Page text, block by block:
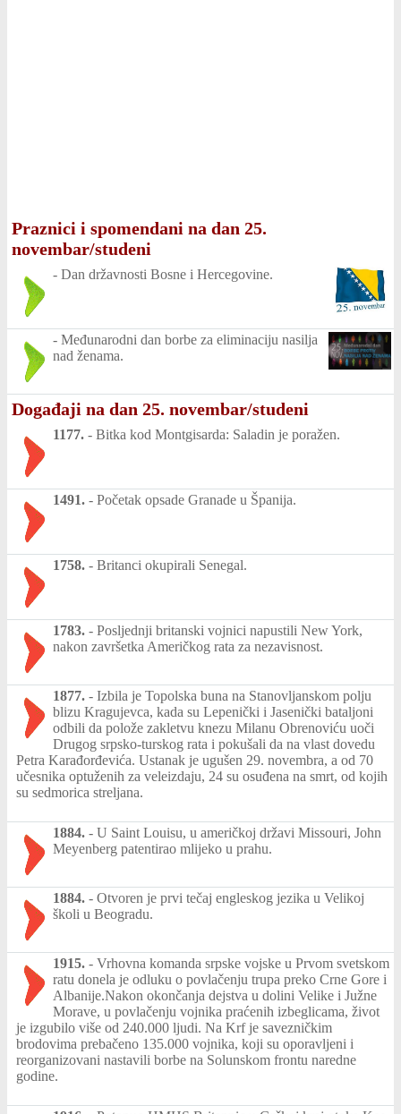
Praznici i spomendani na dan 25.
novembar/studeni
- Dan državnosti Bosne i Hercegovine.
- Međunarodni dan borbe za eliminaciju nasilja
nad ženama.
Događaji na dan 25. novembar/studeni
1177. - Bitka kod Montgisarda: Saladin je poražen.
1491. - Početak opsade Granade u Španija.
1758. - Britanci okupirali Senegal.
1783. - Posljednji britanski vojnici napustili New York,
nakon završetka Američkog rata za nezavisnost.
1877. - Izbila je Topolska buna na Stanovljanskom polju
blizu Kragujevca, kada su Lepenički i Jasenički bataljoni
odbili da polože zakletvu knezu Milanu Obrenoviću uoči
Drugog srpsko-turskog rata i pokušali da na vlast dovedu
Petra Karađorđevića. Ustanak je ugušen 29. novembra, a od 70
učesnika optuženih za veleizdaju, 24 su osuđena na smrt, od kojih
su sedmorica streljana.
1884. - U Saint Louisu, u američkoj državi Missouri, John
Meyenberg patentirao mlijeko u prahu.
1884. - Otvoren je prvi tečaj engleskog jezika u Velikoj
školi u Beogradu.
1915. - Vrhovna komanda srpske vojske u Prvom svetskom
ratu donela je odluku o povlačenju trupa preko Crne Gore i
Albanije.Nakon okončanja dejstva u dolini Velike i Južne
Morave, u povlačenju vojnika praćenih izbeglicama, život
je izgubilo više od 240.000 ljudi. Na Krf je savezničkim
brodovima prebačeno 135.000 vojnika, koji su oporavljeni i
reorganizovani nastavili borbe na Solunskom frontu naredne
godine.